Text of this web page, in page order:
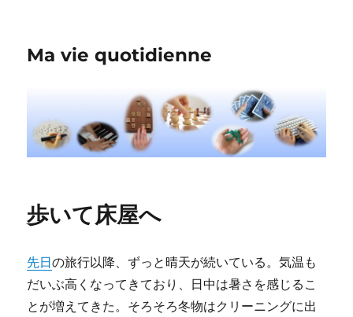
Ma vie quotidienne
歩いて床屋へ
先日の旅行以降、ずっと晴天が続いている。気温も
だいぶ高くなってきており、日中は暑さを感じるこ
とが増えてきた。そろそろ冬物はクリーニングに出